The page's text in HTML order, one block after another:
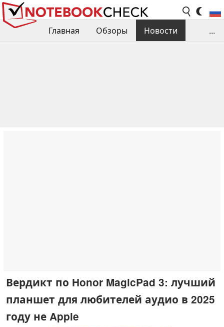
Главная Обзоры
Новости
...
Вердикт по Honor MagicPad 3: лучший
планшет для любителей аудио в 2025
году не Apple